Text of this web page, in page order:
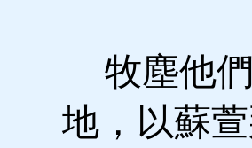
牧塵他們
地，以蘇